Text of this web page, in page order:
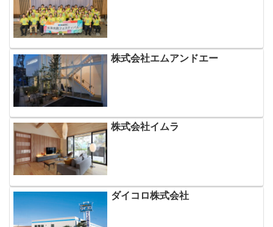
株式会社エムアンドエー
株式会社イムラ
ダイコロ株式会社